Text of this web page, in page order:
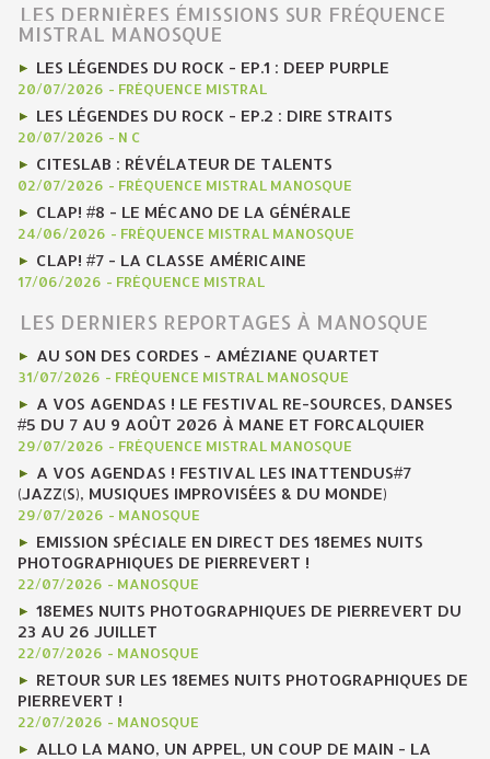
LES DERNIÈRES ÉMISSIONS SUR FRÉQUENCE
MISTRAL MANOSQUE
LES LÉGENDES DU ROCK - EP.1 : DEEP PURPLE
20/07/2026 - FRÉQUENCE MISTRAL
LES LÉGENDES DU ROCK - EP.2 : DIRE STRAITS
20/07/2026 - N C
CITESLAB : RÉVÉLATEUR DE TALENTS
02/07/2026 - FRÉQUENCE MISTRAL MANOSQUE
CLAP! #8 - LE MÉCANO DE LA GÉNÉRALE
24/06/2026 - FRÉQUENCE MISTRAL MANOSQUE
CLAP! #7 - LA CLASSE AMÉRICAINE
17/06/2026 - FRÉQUENCE MISTRAL
LES DERNIERS REPORTAGES À MANOSQUE
AU SON DES CORDES - AMÉZIANE QUARTET
31/07/2026 - FRÉQUENCE MISTRAL MANOSQUE
A VOS AGENDAS ! LE FESTIVAL RE-SOURCES, DANSES
#5 DU 7 AU 9 AOÛT 2026 À MANE ET FORCALQUIER
29/07/2026 - FRÉQUENCE MISTRAL MANOSQUE
A VOS AGENDAS ! FESTIVAL LES INATTENDUS#7
(JAZZ(S), MUSIQUES IMPROVISÉES & DU MONDE)
29/07/2026 - MANOSQUE
EMISSION SPÉCIALE EN DIRECT DES 18EMES NUITS
PHOTOGRAPHIQUES DE PIERREVERT !
22/07/2026 - MANOSQUE
18EMES NUITS PHOTOGRAPHIQUES DE PIERREVERT DU
23 AU 26 JUILLET
22/07/2026 - MANOSQUE
RETOUR SUR LES 18EMES NUITS PHOTOGRAPHIQUES DE
PIERREVERT !
22/07/2026 - MANOSQUE
ALLO LA MANO, UN APPEL, UN COUP DE MAIN - LA